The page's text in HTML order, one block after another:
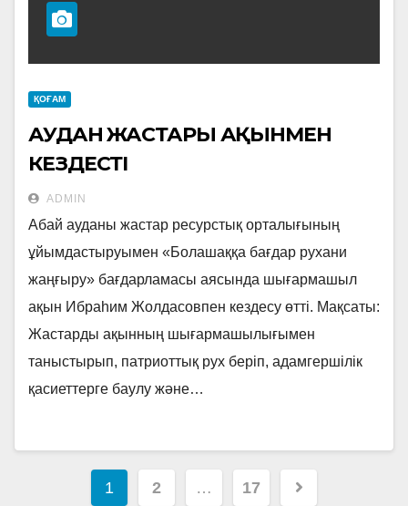
ҚОҒАМ
АУДАН ЖАСТАРЫ АҚЫНМЕН
КЕЗДЕСТІ
ADMIN
Абай ауданы жастар ресурстық орталығының
ұйымдастыруымен «Болашаққа бағдар рухани
жаңғыру» бағдарламасы аясында шығармашыл
ақын Ибраһим Жолдасовпен кездесу өтті. Мақсаты:
Жастарды ақынның шығармашылығымен
таныстырып, патриоттық рух беріп, адамгершілік
қасиеттерге баулу және…
Навигация
1 2 … 17